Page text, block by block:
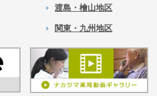
渡島・檜山地区
関東・九州地区